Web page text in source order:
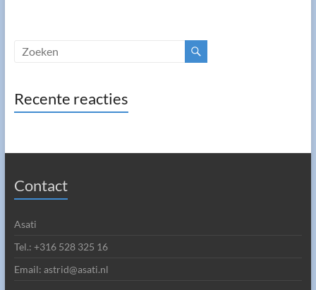
Recente reacties
Contact
Asati
Tel.: +316 528 325 16
Email: astrid@asati.nl